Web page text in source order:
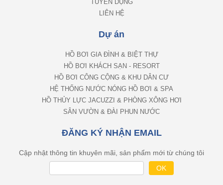
GIỚI THIỆU
TUYỂN DỤNG
Dự án
HỒ BƠI GIA ĐÌNH & BIỆT THỰ
HỒ BƠI KHÁCH SẠN - RESORT
HỒ BƠI CÔNG CỘNG & KHU DÂN CƯ
HỆ THỐNG NƯỚC NÓNG HỒ BƠI & SPA
HỒ THỦY LỰC JACUZZI & PHÒNG XÔNG HƠI
Cập nhật thông tin khuyên mãi, sản phẩm mới từ chúng tôi